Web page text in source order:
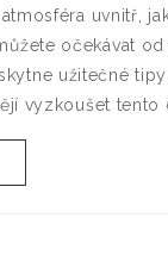
uvnitř,
očekávat od
užitečné
vyzkoušet tento